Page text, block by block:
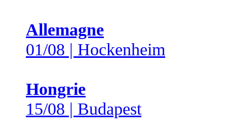
Allemagne
01/08 | Hockenheim
Hongrie
15/08 | Budapest